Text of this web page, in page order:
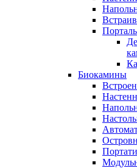
Биокамины